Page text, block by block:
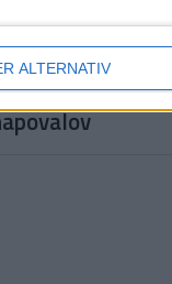
ALTERNATIV
Kovacevic